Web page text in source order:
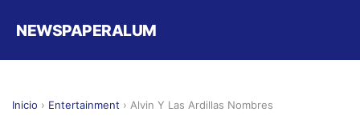
NEWSPAPERALUM
Inicio › Entertainment › Alvin Y Las Ardillas Nombres